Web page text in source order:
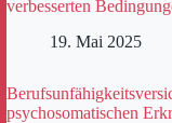
verbesserten
19. Mai 2025
psychosomatischen